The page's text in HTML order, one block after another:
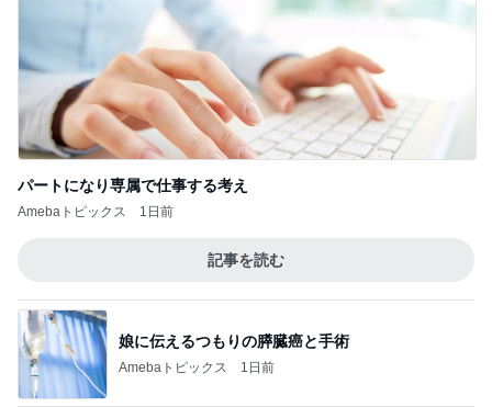
パートになり専属で仕事する考え
Amebaトピックス 1日前
記事を読む
娘に伝えるつもりの膵臓癌と手術
Amebaトピックス 1日前